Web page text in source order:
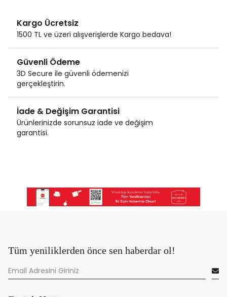
Kargo Ücretsiz
1500 TL ve üzeri alışverişlerde Kargo bedava!
Güvenli Ödeme
3D Secure ile güvenli ödemenizi
gerçekleştirin.
İade & Değişim Garantisi
Ürünlerinizde sorunsuz iade ve değişim
garantisi.
Tüm yeniliklerden önce sen haberdar ol!